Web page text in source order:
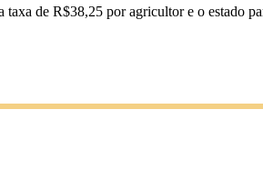
de R$38,25 por agricultor e o estado